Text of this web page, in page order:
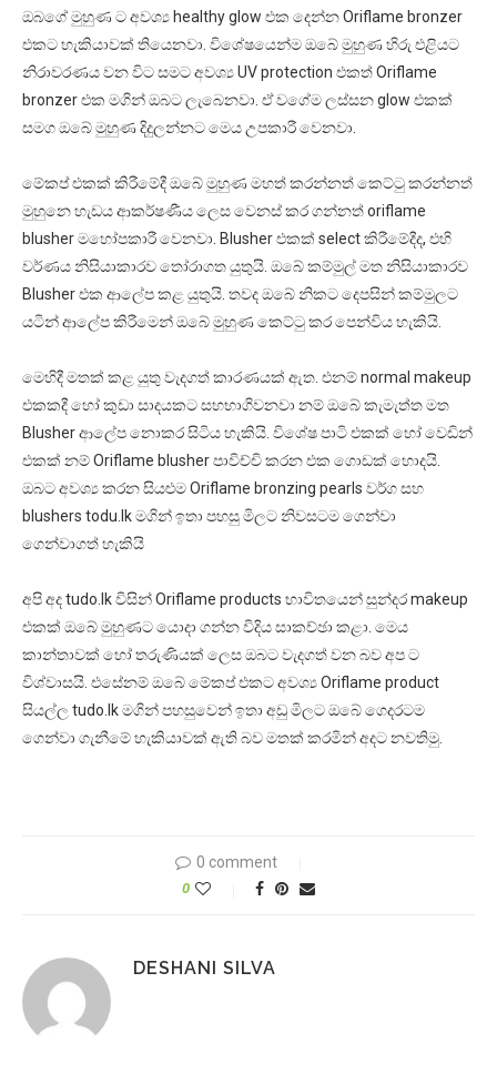
ඔබගේ මුහුණ ට අවශ්‍ය healthy glow එක දෙන්න Oriflame bronzer
එකට හැකියාවක් තියෙනවා. විශේෂයෙන්ම ඔබේ මුහුණ හිරු එළියට
නිරාවරණය වන විට සමට අවශ්‍ය UV protection එකත් Oriflame
bronzer එක මගින් ඔබට ලැබෙනවා. ඒ වගේම ලස්සන glow එකක්
සමග ඔබේ මුහුණ දිදුලන්නට මෙය උපකාරී වෙනවා.
මේකප් එකක් කිරීමේදී ඔබේ මුහුණ මහත් කරන්නත් කෙට්ටු කරන්නත්
මුහුනෙ හැඩය ආකර්ෂණීය ලෙස වෙනස් කර ගන්නත් oriflame
blusher මහෝපකාරී වෙනවා. Blusher එකක් select කිරීමේදීද, එහි
වර්ණය නිසියාකාරව තෝරාගත යුතුයි. ඔබේ කම්මුල් මත නිසියාකාරව
Blusher එක ආලේප කළ යුතුයි. තවද ඔබේ නිකට දෙපසින් කම්මුලට
යටින් ආලේප කිරීමෙන් ඔබේ මුහුණ කෙට්ටු කර පෙන්විය හැකියි.
මෙහිදී මතක් කළ යුතු වැදගත් කාරණයක් ඇත. එනම් normal makeup
එකකදී හෝ කුඩා සාදයකට සහභාගිවනවා නම් ඔබේ කැමැත්ත මත
Blusher ආලේප නොකර සිටිය හැකියි. විශේෂ පාටි එකක් හෝ වෙඩින්
එකක් නම් Oriflame blusher පාවිච්චි කරන එක ගොඩක් හොදයි.
ඔබට අවශ්‍ය කරන සියළුම Oriflame bronzing pearls වර්ග සහ
blushers todu.lk මගින් ඉතා පහසු මිලට නිවසටම ගෙන්වා
ගෙන්වාගත් හැකියි
අපි අද tudo.lk විසින් Oriflame products භාවිතයෙන් සුන්දර makeup
එකක් ඔබේ මුහුණට යොදා ගන්න විදිය සාකච්ඡා කළා. මෙය
කාන්තාවක් හෝ තරුණියක් ලෙස ඔබට වැදගත් වන බව අප ට
විශ්වාසයි. එසේනම් ඔබේ මේකප් එකට අවශ්‍ය Oriflame product
සියල්ල tudo.lk මගින් පහසුවෙන් ඉතා අඩු මිලට ඔබේ ගෙදරටම
ගෙන්වා ගැනීමේ හැකියාවක් ඇති බව මතක් කරමින් අදට නවතිමු.
0 comment
0
DESHANI SILVA